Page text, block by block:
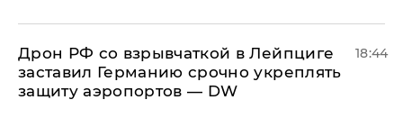
​Дрон РФ со взрывчаткой в Лейпциге
заставил Германию срочно укреплять
защиту аэропортов — DW
18:44